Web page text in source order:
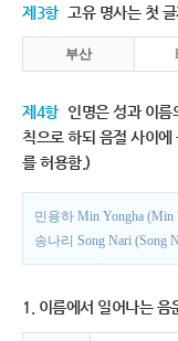
제3항 고유 명사는 첫
부산
제4항 인명은 성과 이름
칙으로 하되 음절 사이
를 허용함.)
민용하 Min Yongha (Min
송나리 Song Nari (Song
1. 이름에서 일어나는 음